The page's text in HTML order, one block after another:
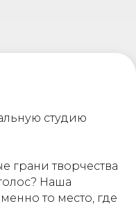
студию
грани творчества
Наша
то место, где